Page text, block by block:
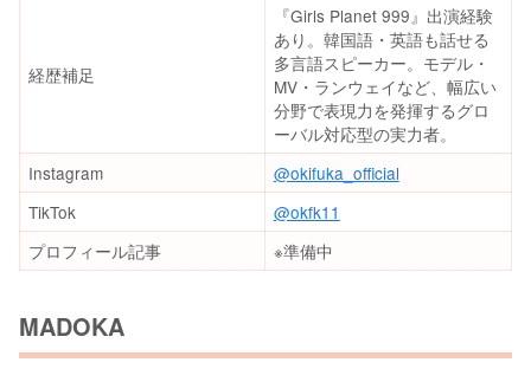
経歴補足
『Girls Planet 999』出演経験
あり。韓国語・英語も話せる
多言語スピーカー。モデル・
MV・ランウェイなど、幅広い
分野で表現力を発揮するグロ
ーバル対応型の実力者。
Instagram
@okifuka_official
TikTok
@okfk11
プロフィール記事
※準備中
MADOKA